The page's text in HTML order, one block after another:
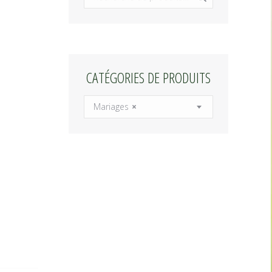
CATÉGORIES DE PRODUITS
×
Mariages